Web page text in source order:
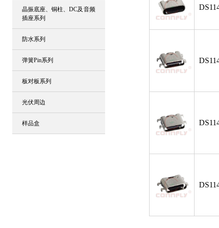
晶振底座、铜柱、DC及音频
插座系列
防水系列
弹簧Pin系列
板对板系列
光伏周边
样品盒